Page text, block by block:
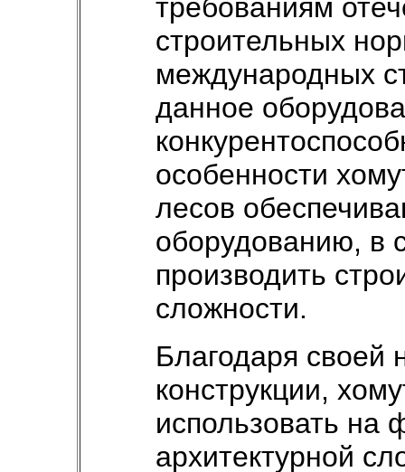
требованиям
строительных
международных
данное
особенности
лесов
оборудованию, в
производить
сложности.
Благодаря своей
конструкции,
использовать на
архитектурной